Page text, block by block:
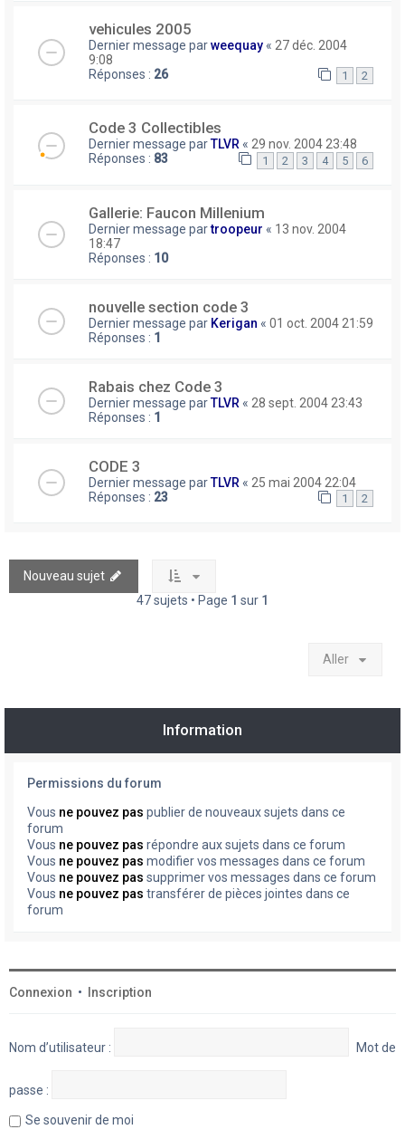
vehicules 2005
Dernier message parweequay « 27 déc. 2004
9:08
Réponses : 26 1 2
Code 3 Collectibles
Dernier message parTLVR « 29 nov. 2004 23:48
Réponses : 83 1 2 3 4 5 6
Gallerie: Faucon Millenium
Dernier message partroopeur « 13 nov. 2004
18:47
Réponses : 10
nouvelle section code 3
Dernier message par Kerigan « 01 oct. 2004 21:59
Réponses : 1
Rabais chez Code 3
Dernier message parTLVR « 28 sept. 2004 23:43
Réponses : 1
CODE 3
Dernier message parTLVR « 25 mai 2004 22:04
Réponses : 23 1 2
Nouveau sujet
47 sujets • Page 1 sur 1
Aller
Information
Permissions du forum
Vous ne pouvez pas publier de nouveaux sujets dans ce
forum
Vous ne pouvez pas répondre aux sujets dans ce forum
Vous ne pouvez pas modifier vos messages dans ce forum
Vous ne pouvez pas supprimer vos messages dans ce forum
Vous ne pouvez pas transférer de pièces jointes dans ce
forum
Connexion • Inscription
Nom d’utilisateur : Mot de
passe :
Se souvenir de moi